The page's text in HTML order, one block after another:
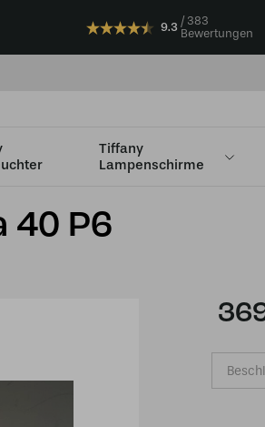
9.3
383
Bewertungen
Tiffany
Lampenschirme
Tischlampe Austria 40 P6
40 P6